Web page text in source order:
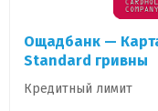
Ощадбанк —
Standard гривны
Кредитный лимит